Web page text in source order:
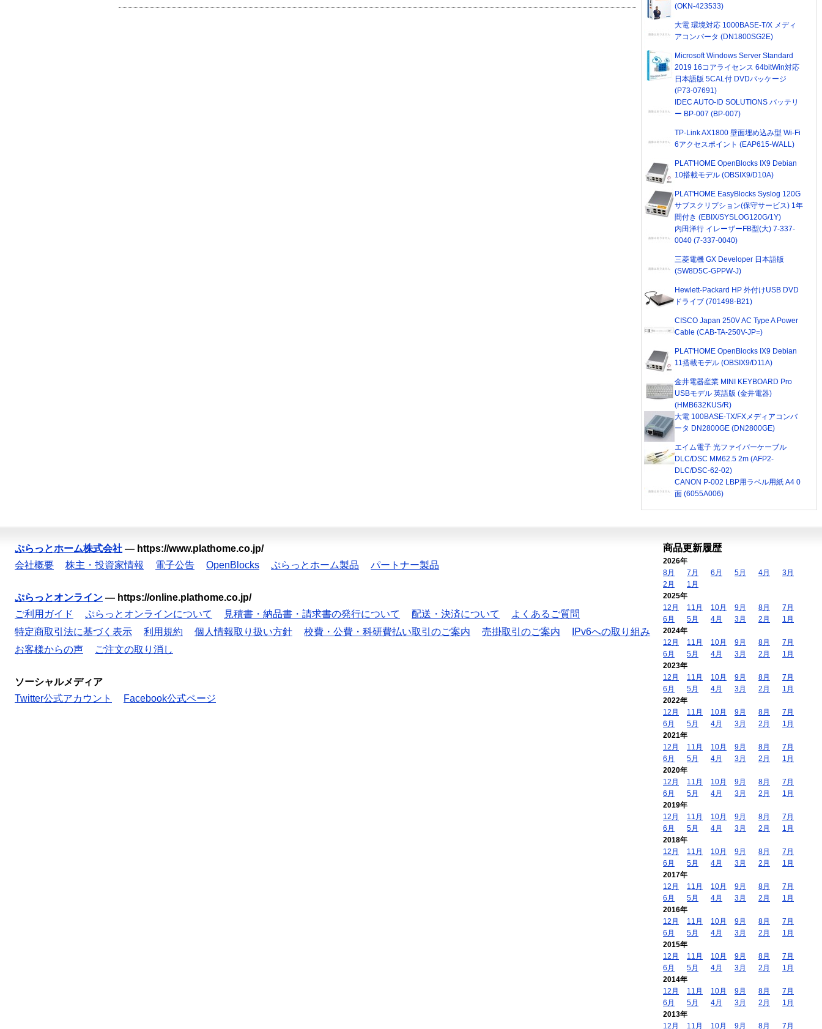
(OKN-423533)
大電 環境対応 1000BASE-T/X メディ
アコンバータ (DN1800SG2E)
Microsoft Windows Server Standard
2019 16コアライセンス 64bitWin対応
日本語版 5CAL付 DVDパッケージ
(P73-07691)
IDEC AUTO-ID SOLUTIONS バッテリ
ー BP-007 (BP-007)
TP-Link AX1800 壁面埋め込み型 Wi-Fi
6アクセスポイント (EAP615-WALL)
PLAT'HOME OpenBlocks IX9 Debian
10搭載モデル (OBSIX9/D10A)
PLAT'HOME EasyBlocks Syslog 120G
サブスクリプション(保守サービス) 1年
間付き (EBIX/SYSLOG120G/1Y)
内田洋行 イレーザーFB型(大) 7-337-
0040 (7-337-0040)
三菱電機 GX Developer 日本語版
(SW8D5C-GPPW-J)
Hewlett-Packard HP 外付けUSB DVD
ドライブ (701498-B21)
CISCO Japan 250V AC Type A Power
Cable (CAB-TA-250V-JP=)
PLAT'HOME OpenBlocks IX9 Debian
11搭載モデル (OBSIX9/D11A)
金井電器産業 MINI KEYBOARD Pro
USBモデル 英語版 (金井電器)
(HMB632KUS/R)
大電 100BASE-TX/FXメディアコンバ
ータ DN2800GE (DN2800GE)
エイム電子 光ファイバーケーブル
DLC/DSC MM62.5 2m (AFP2-
DLC/DSC-62-02)
CANON P-002 LBP用ラベル用紙 A4 0
面 (6055A006)
ぷらっとホーム株式会社 — https://www.plathome.co.jp/
会社概要
株主・投資家情報 電子公告 OpenBlocks ぷらっとホーム製品 パートナー製品
ぷらっとオンライン — https://online.plathome.co.jp/
ご利用ガイド
ぷらっとオンラインについて 見積書・納品書・請求書の発行について 配送・決済について
よくあるご質問
特定商取引法に基づく表示
利用規約 個人情報取り扱い方針 校費・公費・科研費払い取引のご案内 売掛取引のご案内
IPv6への取り組み
お客様からの声
ご注文の取り消し
ソーシャルメディア
Twitter公式アカウント
Facebook公式ページ
商品更新履歴
2026年
8月
7月 6月 5月 4月
3月
2月
1月
2025年
12月
11月 10月 9月 8月
7月
6月
5月 4月 3月 2月
1月
2024年
12月
11月 10月 9月 8月
7月
6月
5月 4月 3月 2月
1月
2023年
12月
11月 10月 9月 8月
7月
6月
5月 4月 3月 2月
1月
2022年
12月
11月 10月 9月 8月
7月
6月
5月 4月 3月 2月
1月
2021年
12月
11月 10月 9月 8月
7月
6月
5月 4月 3月 2月
1月
2020年
12月
11月 10月 9月 8月
7月
6月
5月 4月 3月 2月
1月
2019年
12月
11月 10月 9月 8月
7月
6月
5月 4月 3月 2月
1月
2018年
12月
11月 10月 9月 8月
7月
6月
5月 4月 3月 2月
1月
2017年
12月
11月 10月 9月 8月
7月
6月
5月 4月 3月 2月
1月
2016年
12月
11月 10月 9月 8月
7月
6月
5月 4月 3月 2月
1月
2015年
12月
11月 10月 9月 8月
7月
6月
5月 4月 3月 2月
1月
2014年
12月
11月 10月 9月 8月
7月
6月
5月 4月 3月 2月
1月
2013年
12月
11月 10月 9月 8月 7月